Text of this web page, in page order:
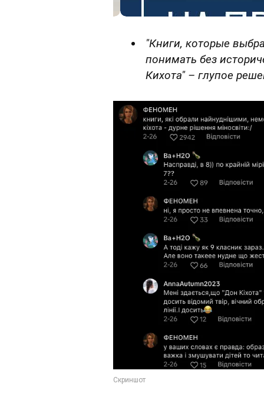
"Книги, которые
понимать без
Кихота" – глупое